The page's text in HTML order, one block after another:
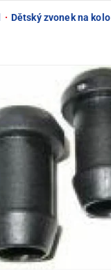
· Dětský zvonek na kolo